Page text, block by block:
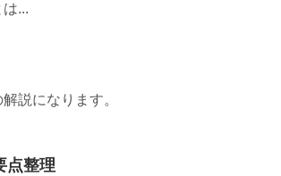
...
説になります。
点整理